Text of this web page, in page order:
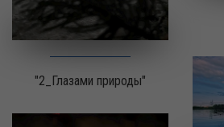
"2_Глазами природы"